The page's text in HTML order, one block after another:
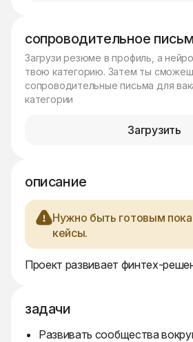
сопроводительное
Загрузи резюме в профиль, а
твою категорию. Затем ты
сопроводительные письма для
категории
Загрузить
описание
Нужно быть готовым
кейсы.
Проект развивает финтех-
задачи
Развивать сообщества